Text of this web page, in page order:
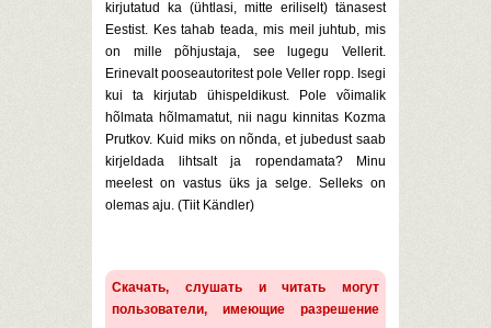
kirjutatud ka (ühtlasi, mitte eriliselt) tänasest
Eestist. Kes tahab teada, mis meil juhtub, mis
on mille põhjustaja, see lugegu Vellerit.
Erinevalt pooseautoritest pole Veller ropp. Isegi
kui ta kirjutab ühispeldikust. Pole võimalik
hõlmata hõlmamatut, nii nagu kinnitas Kozma
Prutkov. Kuid miks on nõnda, et jubedust saab
kirjeldada lihtsalt ja ropendamata? Minu
meelest on vastus üks ja selge. Selleks on
olemas aju. (Tiit Kändler)
Скачать, слушать и читать могут
пользователи, имеющие разрешение